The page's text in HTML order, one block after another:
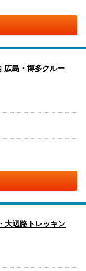
広島・博多クルー
大辺路トレッキン